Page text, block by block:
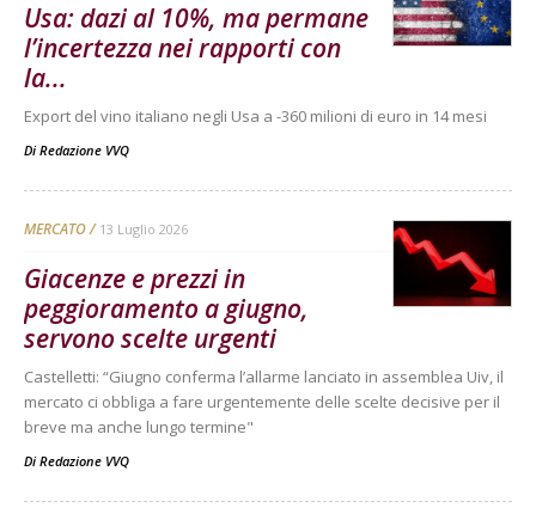
Usa: dazi al 10%, ma permane
l’incertezza nei rapporti con
la...
Export del vino italiano negli Usa a -360 milioni di euro in 14 mesi
Di Redazione VVQ
MERCATO 13 Luglio 2026
Giacenze e prezzi in
peggioramento a giugno,
servono scelte urgenti
Castelletti: “Giugno conferma l’allarme lanciato in assemblea Uiv, il
mercato ci obbliga a fare urgentemente delle scelte decisive per il
breve ma anche lungo termine"
Di Redazione VVQ